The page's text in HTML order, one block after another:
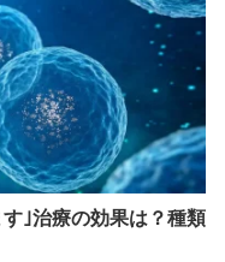
｣治療の効果は？種類